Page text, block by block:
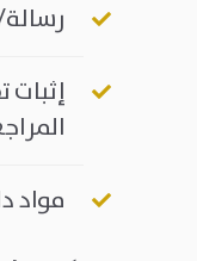
مواد